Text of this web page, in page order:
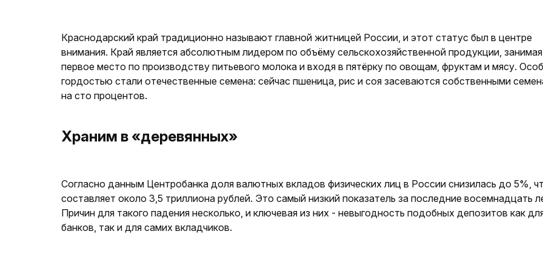
Краснодарский край традиционно называют главной житницей России, и этот статус был в центре
внимания. Край является абсолютным лидером по объёму сельскохозяйственной продукции, занимая
первое место по производству питьевого молока и входя в пятёрку по овощам, фруктам и мясу.
гордостью стали отечественные семена: сейчас пшеница, рис и соя засеваются собственными
на сто процентов.
Храним в «деревянных»
Согласно данным Центробанка доля валютных вкладов физических лиц в России снизилась до 5%,
составляет около 3,5 триллиона рублей. Это самый низкий показатель за последние восемнадцать
Причин для такого падения несколько, и ключевая из них - невыгодность подобных депозитов как
банков, так и для самих вкладчиков.